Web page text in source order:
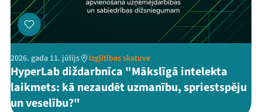
2026. gada 11. jūlijs Izglītības skatuve
HyperLab diždarbnīca "Mākslīgā intelekta
laikmets: kā nezaudēt uzmanību, spriestspēju
un veselību?"